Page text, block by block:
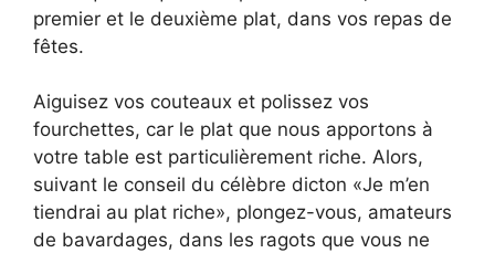
premier et le deuxième plat, dans vos repas de
fêtes.
Aiguisez vos couteaux et polissez vos
fourchettes, car le plat que nous apportons à
votre table est particulièrement riche. Alors,
suivant le conseil du célèbre dicton «Je m’en
tiendrai au plat riche», plongez-vous, amateurs
de bavardages, dans les ragots que vous ne